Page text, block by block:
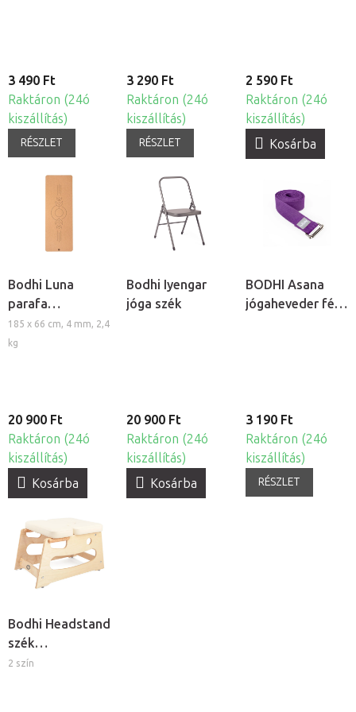
3 490 Ft
Raktáron (24ó
kiszállítás)
RÉSZLET
3 290 Ft
Raktáron (24ó
kiszállítás)
RÉSZLET
2 590 Ft
Raktáron (24ó
kiszállítás)
Kosárba
Bodhi Luna
parafa
jógaszőnyeg
185 x 66 cm, 4 mm, 2,4
kg
20 900 Ft
Raktáron (24ó
kiszállítás)
Kosárba
Bodhi Iyengar
jóga szék
20 900 Ft
Raktáron (24ó
kiszállítás)
Kosárba
BODHI Asana
jógaheveder fém
3 190 Ft
Raktáron (24ó
kiszállítás)
RÉSZLET
Bodhi Headstand
szék
fejenálláshoz
2 szín